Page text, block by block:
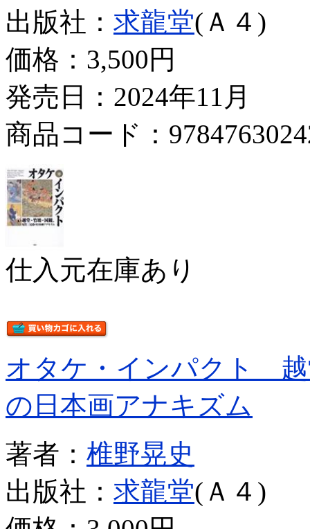
出版社： 求龍堂(Ａ４)
価格： 3,500円
発売日：2024年11月
商品コード：
仕入元在庫あり
オタケ・インパクト 越
の日本画アナキズム
著者： 椎野晃史
出版社： 求龍堂(Ａ４)